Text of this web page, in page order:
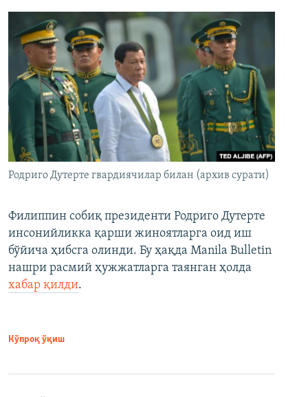
Родриго Дутерте гвардиячилар билан (архив сурати)
Филиппин собиқ президенти Родриго Дутерте
инсонийликка қарши жиноятларга оид иш
бўйича ҳибсга олинди. Бу ҳақда Manila Bulletin
нашри расмий ҳужжатларга таянган ҳолда
хабар қилди.
Кўпроқ ўқиш